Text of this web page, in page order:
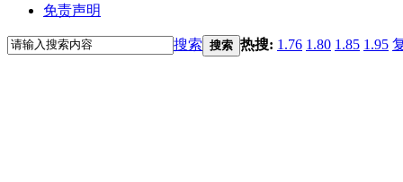
免责声明
搜索 搜索 热搜: 1.76 1.80 1.85 1.95